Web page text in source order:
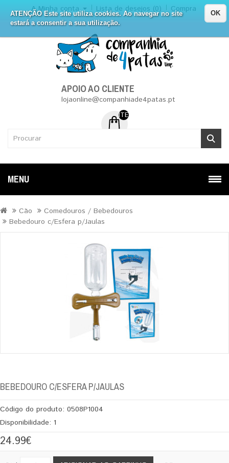
ATENÇÃO Este site utiliza cookies. Ao navegar no site
estará a consentir a sua utilização.
OK
A Minha conta Lista de desejos (0) Compra
APOIO AO CLIENTE
lojaonline@companhiade4patas.pt
ITEM (NS) DE 0 - 0.00€
MENU
Cão
Comedouros / Bebedouros
Bebedouro c/Esfera p/Jaulas
BEBEDOURO C/ESFERA P/JAULAS
Código do produto: 0508P1004
Disponibilidade: 1
24.99€